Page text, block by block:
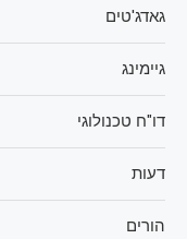
גאדג'טים
גיימינג
דו"ח טכנולוגי
דעות
הורים